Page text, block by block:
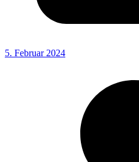
5. Februar 2024